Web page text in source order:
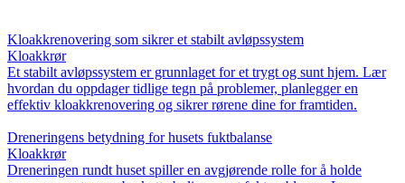
Kloakkrenovering som sikrer et stabilt avløpssystem
Kloakkrør
Et stabilt avløpssystem er grunnlaget for et trygt og sunt hjem. Lær
hvordan du oppdager tidlige tegn på problemer, planlegger en
effektiv kloakkrenovering og sikrer rørene dine for framtiden.
Dreneringens betydning for husets fuktbalanse
Kloakkrør
Dreneringen rundt huset spiller en avgjørende rolle for å holde